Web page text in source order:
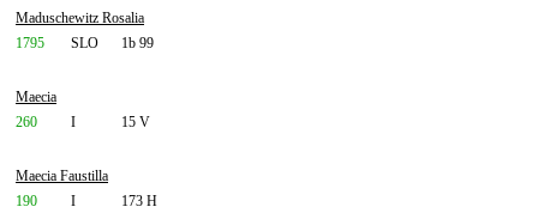
Maduschewitz Rosalia
1795
SLO 1b 99
Maecia
260
I 15 V
Maecia Faustilla
190
I 173 H